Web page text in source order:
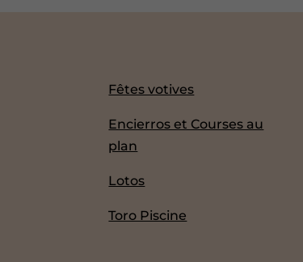
Fêtes votives
Encierros et Courses au
plan
Lotos
Toro Piscine